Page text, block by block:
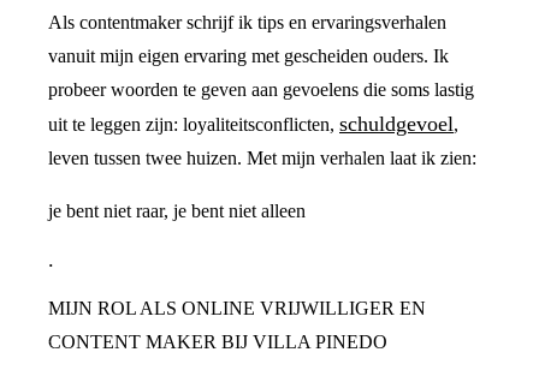
Als contentmaker schrijf ik tips en ervaringsverhalen
vanuit mijn eigen ervaring met gescheiden ouders. Ik
probeer woorden te geven aan gevoelens die soms lastig
uit te leggen zijn: loyaliteitsconflicten, schuldgevoel,
leven tussen twee huizen. Met mijn verhalen laat ik zien:
je bent niet raar, je bent niet alleen
.
MIJN ROL ALS ONLINE VRIJWILLIGER EN
CONTENT MAKER BIJ VILLA PINEDO